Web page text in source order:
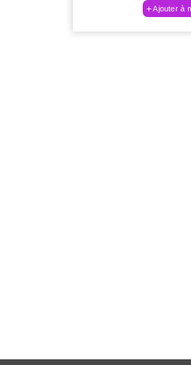
Ajouter à